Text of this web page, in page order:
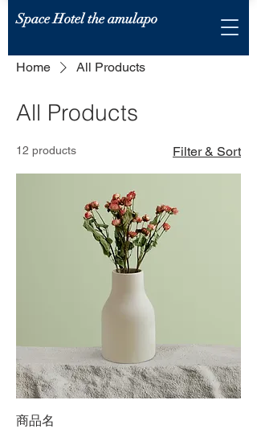
Space Hotel the amulapo
Home All Products
All Products
12 products Filter & Sort
商品名